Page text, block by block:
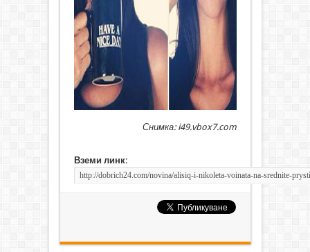
Снимка: i49.vbox7.com
Вземи линк: